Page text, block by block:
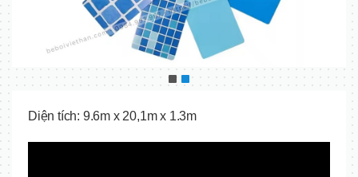
Diện tích: 9.6m x 20,1m x 1.3m